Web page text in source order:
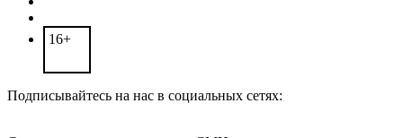
16+
Подписывайтесь на нас в социальных сетях: